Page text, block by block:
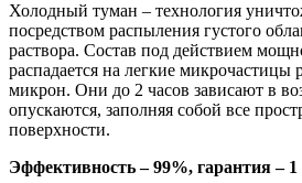
Холодный туман – технология
посредством распыления густого
раствора. Состав под действием
распадается на легкие микрочастицы
микрон. Они до 2 часов зависают в
опускаются, заполняя собой все
поверхности.
Эффективность – 99%, гарантия – 1